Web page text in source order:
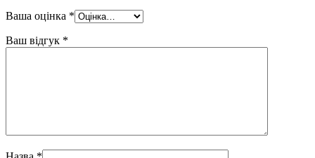
Ваша оцінка *
Ваш відгук *